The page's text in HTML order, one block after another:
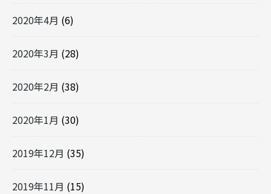
2020年4月 (6)
2020年3月 (28)
2020年2月 (38)
2020年1月 (30)
2019年12月 (35)
2019年11月 (15)